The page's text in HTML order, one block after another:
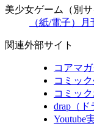
美少女ゲーム（別サ
（紙/電子）
関連外部サイト
コアマ
コミッ
コミッ
drap（ド
Youtube